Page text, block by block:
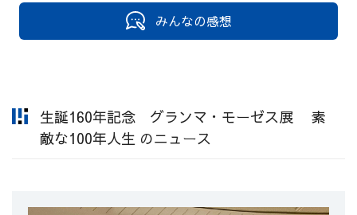
みんなの感想
生誕160年記念 グランマ・モーゼス展 素
敵な100年人生 のニュース